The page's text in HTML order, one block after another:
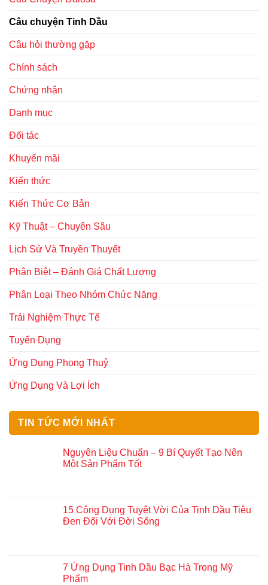
Câu chuyện Tinh Dầu
Câu hỏi thường gặp
Chính sách
Chứng nhận
Danh mục
Đối tác
Khuyến mãi
Kiến thức
Kiến Thức Cơ Bản
Kỹ Thuật – Chuyên Sâu
Lịch Sử Và Truyền Thuyết
Phân Biệt – Đánh Giá Chất Lượng
Phân Loại Theo Nhóm Chức Năng
Trải Nghiệm Thực Tế
Tuyển Dụng
Ứng Dụng Phong Thuỷ
Ứng Dụng Và Lợi Ích
TIN TỨC MỚI NHẤT
Nguyên Liệu Chuẩn – 9 Bí Quyết Tạo Nên
Một Sản Phẩm Tốt
15 Công Dụng Tuyệt Vời Của Tinh Dầu Tiêu
Đen Đối Với Đời Sống
7 Ứng Dụng Tinh Dầu Bạc Hà Trong Mỹ
Phẩm